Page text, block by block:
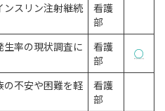
ンスリン注射継続
看護
部
率の現状調査に
看護
部
○
の不安や困難を軽
看護
部